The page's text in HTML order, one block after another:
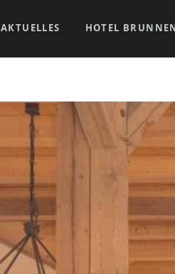
AKTUELLES HOTEL